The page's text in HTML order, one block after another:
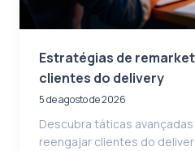
Estratégias de
clientes do delivery
5 de agosto de 2026
Descubra táticas
reengajar clientes do